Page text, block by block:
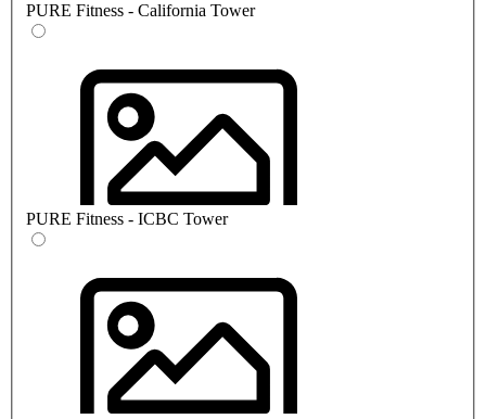
PURE Fitness - California Tower
PURE Fitness - ICBC Tower